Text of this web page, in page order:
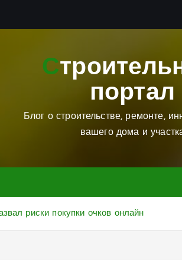
Строительный
портал
Блог о строительстве, ремонте,
вашего дома и
риски покупки очков онлайн